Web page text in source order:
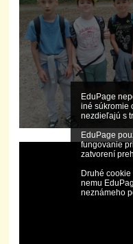
EduPage
iné súkromie
nezdieľajú s
EduPage
fungovanie
zatvorení
Druhé
nemu
neznámeho